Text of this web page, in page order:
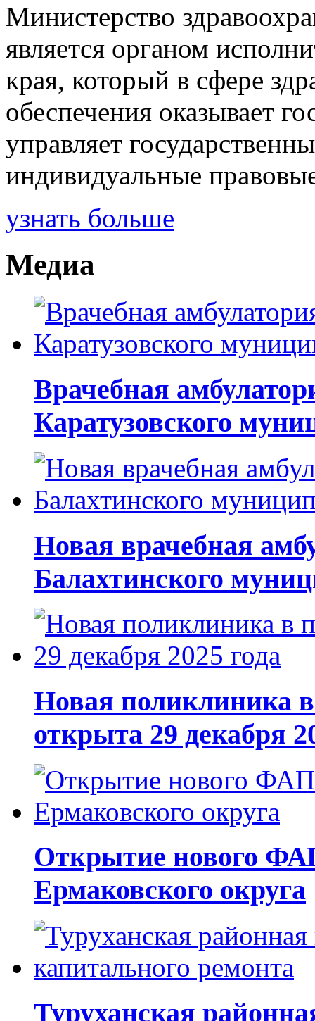
Министерство
является органом
края, который в сфере
обеспечения оказывает
управляет
индивидуальные
узнать больше
Медиа
Врачебная
Каратузовского
Новая врачебная
Балахтинского
Новая поликлиника
открыта 29 декабря
Открытие нового
Ермаковского округа
Туруханская